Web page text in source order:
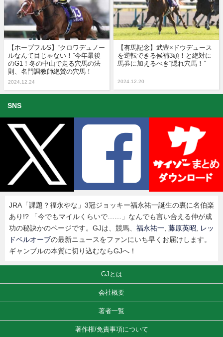
【ホープフルS】“クロワデュノー
ルなんて目じゃない！”今年最後
のG1！冬の中山で走る穴馬の法
則、名門調教師絶賛の穴馬！
2024.12.24
【有馬記念】武豊×ドウデュース
を逆転できる候補3頭！と絶対に
馬券に加えるべき“隠れ穴馬！”
2024.12.20
SNS
JRA「課題？福永やな」3冠ジョッキー福永祐一誕生の裏に名伯楽
あり!? 「今でもマイルくらいで……」なんでも言い合える仲が成
功の秘訣かのページです。GJは、競馬、 福永祐一 藤原英昭
レッ
ドベルオーブの最新ニュースをファンにいち早くお届けします。
ギャンブルの本質に切り込むならGJへ！
GJとは
会社概要
著者一覧
著作権/免責事項について